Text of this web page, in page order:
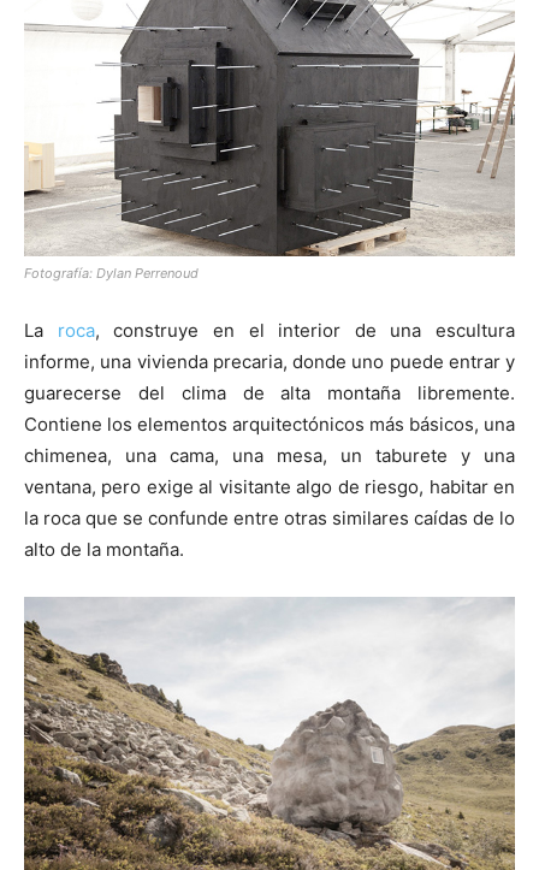
Fotografía: Dylan Perrenoud
La roca, construye en el interior de una escultura
informe, una vivienda precaria, donde uno puede entrar y
guarecerse del clima de alta montaña libremente.
Contiene los elementos arquitectónicos más básicos, una
chimenea, una cama, una mesa, un taburete y una
ventana, pero exige al visitante algo de riesgo, habitar en
la roca que se confunde entre otras similares caídas de lo
alto de la montaña.